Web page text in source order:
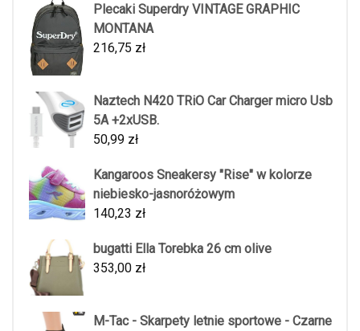
Plecaki Superdry VINTAGE GRAPHIC
MONTANA
216,75 zł
Naztech N420 TRiO Car Charger micro Usb
5A +2xUSB.
50,99 zł
Kangaroos Sneakersy "Rise" w kolorze
niebiesko-jasnoróżowym
140,23 zł
bugatti Ella Torebka 26 cm olive
353,00 zł
M-Tac - Skarpety letnie sportowe - Czarne